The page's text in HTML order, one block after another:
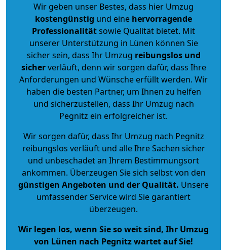
Wir geben unser Bestes, dass hier Umzug
kostengünstig und eine hervorragende
Professionalitätsowie Qualität bietet. Mit
unserer Unterstützung in Lünen können Sie
sicher sein, dass Ihr Umzug reibungslos und
sicherverläuft, denn wir sorgen dafür, dass Ihre
Anforderungen und Wünsche erfüllt werden. Wir
haben die besten Partner, um Ihnen zu helfen
und sicherzustellen, dass Ihr Umzug nach
Pegnitz ein erfolgreicher ist.
Wir sorgen dafür, dass Ihr Umzug nach Pegnitz
reibungslos verläuft und alle Ihre Sachen sicher
und unbeschadet an Ihrem Bestimmungsort
ankommen. Überzeugen Sie sich selbst von den
günstigen Angeboten und der Qualität. Unsere
umfassender Service wird Sie garantiert
überzeugen.
Wir legen los, wenn Sie so weit sind, Ihr Umzug
von Lünen nach Pegnitz wartet auf Sie!